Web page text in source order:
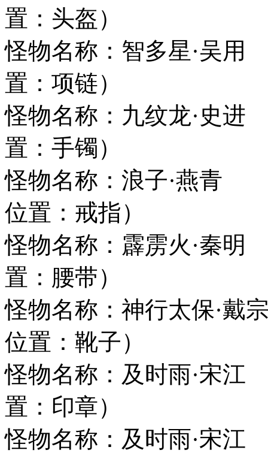
置：头盔）
怪物名称：智多星
置：项链）
怪物名称：九纹
置：手镯）
怪物名称：浪子
位置：戒指）
怪物名称：霹雳
置：腰带）
怪物名称：神行
位置：靴子）
怪物名称：及时雨
置：印章）
怪物名称：及时雨